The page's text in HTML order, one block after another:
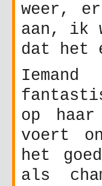
weer,
aan, ik
dat het
op
voert
het
als